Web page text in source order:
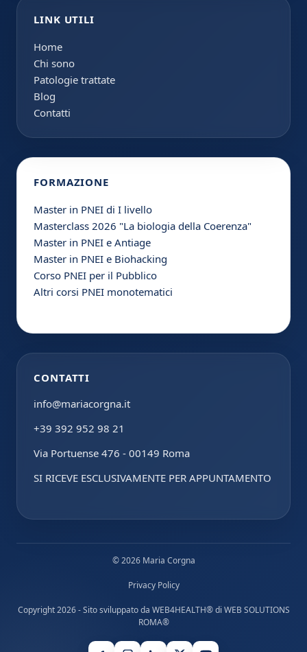
LINK UTILI
Home
Chi sono
Patologie trattate
Blog
Contatti
FORMAZIONE
Master in PNEI di I livello
Masterclass 2026 "La biologia della Coerenza"
Master in PNEI e Antiage
Master in PNEI e Biohacking
Corso PNEI per il Pubblico
Altri corsi PNEI monotematici
CONTATTI
info@mariacorgna.it
+39 392 952 98 21
Via Portuense 476 - 00149 Roma
SI RICEVE ESCLUSIVAMENTE PER APPUNTAMENTO
© 2026 Maria Corgna
Privacy Policy
Copyright 2026 - Sito sviluppato da WEB4HEALTH®di WEB SOLUTIONS
ROMA®